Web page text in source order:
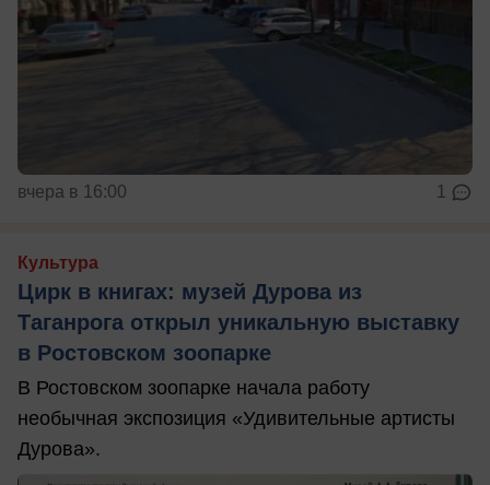
вчера в 16:00 1
Культура
Цирк в книгах: музей Дурова из
Таганрога открыл уникальную выставку
в Ростовском зоопарке
В Ростовском зоопарке начала работу
необычная экспозиция «Удивительные артисты
Дурова».